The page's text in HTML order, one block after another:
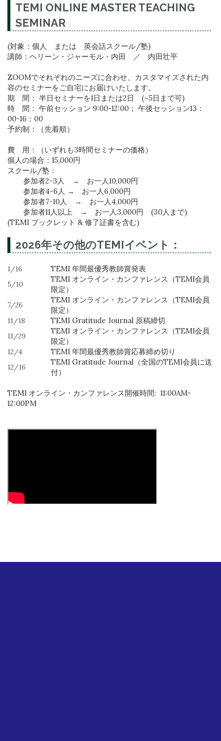
TEMI ONLINE MASTER TEACHING
SEMINAR
(対象：個人 または 英会話スクール/塾)
講師：ヘリーン・ジャーモル・内田 ／ 内田壮平
ZOOMでそれぞれのニーズに合わせ、カスタマイズされた内
容のセミナーをご自宅にお届けいたします。
期 間： 半日セミナーを1日または2日 (~5日まで可)
時 間： 午前セッション 9:00-12:00； 午後セッション13：
00-16：00
予約制：（先着順）
費 用：（いずれも3時間セミナーの価格）
個人の場合：15,000円
スクール/塾：
参加者2-3人 → お一人10,000円
参加者4-6人 → お一人6,000円
参加者7-10人 → お一人4,000円
参加者11人以上 → お一人3,000円 (30人まで)
(TEMI ブックレット & 修了証書を含む)
2026年その他のTEMIイベント：
1/16 TEMI 年間最優秀教師賞発表
5/10
TEMI オンライン・カンファレンス（TEMI会員
限定）
7/26
TEMI オンライン・カンファレンス（TEMI会員
限定）
11/18 TEMI Gratitude Journal 原稿締切
11/29
TEMI オンライン・カンファレンス（TEMI会員
限定）
12/4 TEMI 年間最優秀教師賞応募締め切り
12/16
TEMI Gratitude Journal（全国のTEMI会員に送
付）
TEMI オンライン・カンファレンス開催時間: 11:00AM-
12:00PM